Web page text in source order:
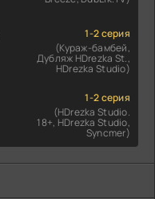
1-2 серия
(Кураж-бамбей,
Дубляж HDrezka St.,
HDrezka Studio)
1-2 серия
(HDrezka Studio.
18+, HDrezka Studio,
Syncmer)